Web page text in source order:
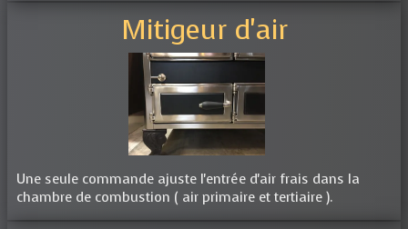
Mitigeur d'air
Une seule commande ajuste l'entrée d'air frais dans la
chambre de combustion ( air primaire et tertiaire ).